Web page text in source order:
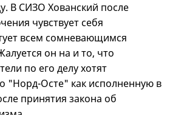
В СИЗО Хованский после
чувствует себя
всем сомневающимся
он на и то, что
по его делу хотят
"Норд-Осте" как исполненную в
принятия закона об